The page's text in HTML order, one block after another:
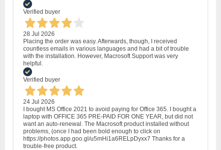
Verified buyer
28 Jul 2026
Placing the order was easy. Afterwards, though, I received
countless emails in various languages and had a bit of trouble
with the installation. However, Macrosoft Support was very
helpful.
Verified buyer
24 Jul 2026
I bought MS Office 2021 to avoid paying for Office 365. I bought a
laptop with OFFICE 365 PRE-PAID FOR ONE YEAR, but did not
want an auto-renewal. The Macrosoft product installed without
problems, (once I had been bold enough to click on
https://photos.app.goo.gl/u5mHi1a6RELpDyxx7 Thanks for a
trouble-free product.